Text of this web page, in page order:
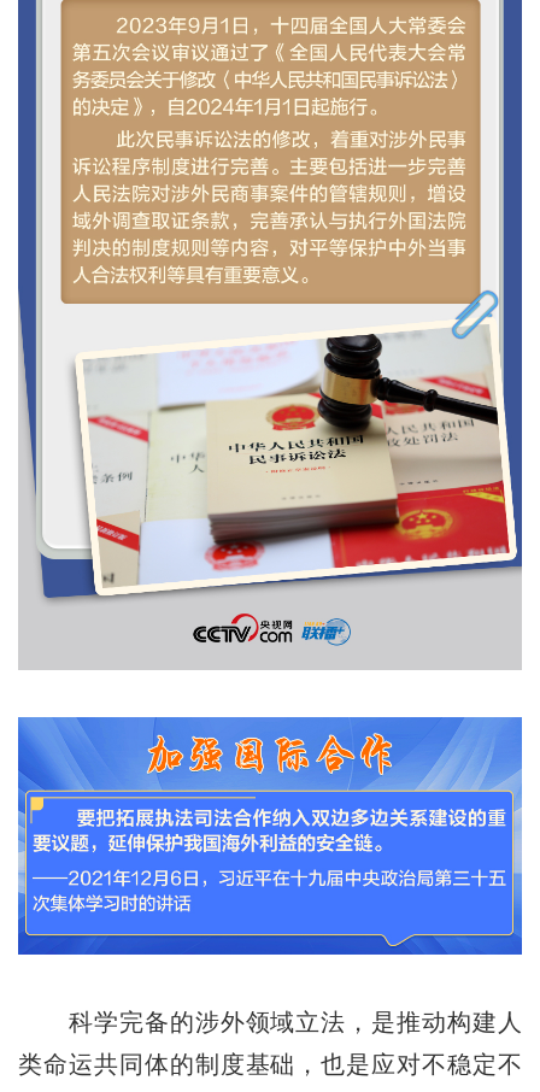
科学完备的涉外领域立法，是推动构建人
类命运共同体的制度基础，也是应对不稳定不